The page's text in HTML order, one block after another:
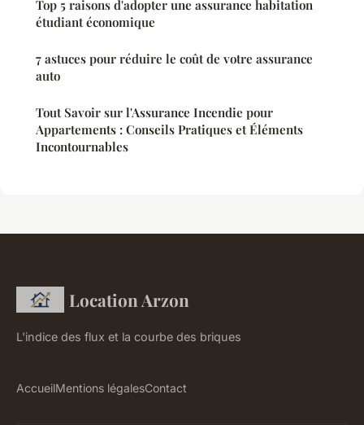
Top 5 raisons d'adopter une assurance habitation
étudiant économique
7 astuces pour réduire le coût de votre assurance
auto
Tout Savoir sur l'Assurance Incendie pour
Appartements : Conseils Pratiques et Éléments
Incontournables
Location Arzon
L'indice des flux et la courbe des briques
AccueilMentions légalesContact